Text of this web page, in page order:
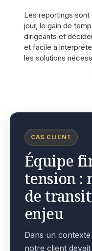
Les reportings sont
jour, le gain de
dirigeants et
et facile à
les solutions
CAS CLIENT
Équipe
tension :
de
enjeu
Dans un
notre client